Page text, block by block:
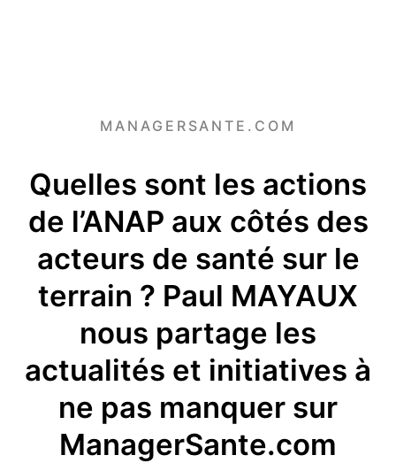
MANAGERSANTE.COM
Quelles sont les actions
de l’ANAP aux côtés des
acteurs de santé sur le
terrain ? Paul MAYAUX
nous partage les
actualités et initiatives à
ne pas manquer sur
ManagerSante.com